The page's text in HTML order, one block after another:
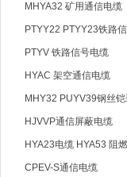
MHYA32 矿用通信电缆
PTYY22 PTYY23铁路
缆
PTYV 铁路信号电缆
HYAC 架空通信电缆
MHY32 PUYV39钢丝
筒信号电缆
HJVVP通信屏蔽电缆
HYA23电缆 HYA53 阻
电缆
CPEV-S通信电缆